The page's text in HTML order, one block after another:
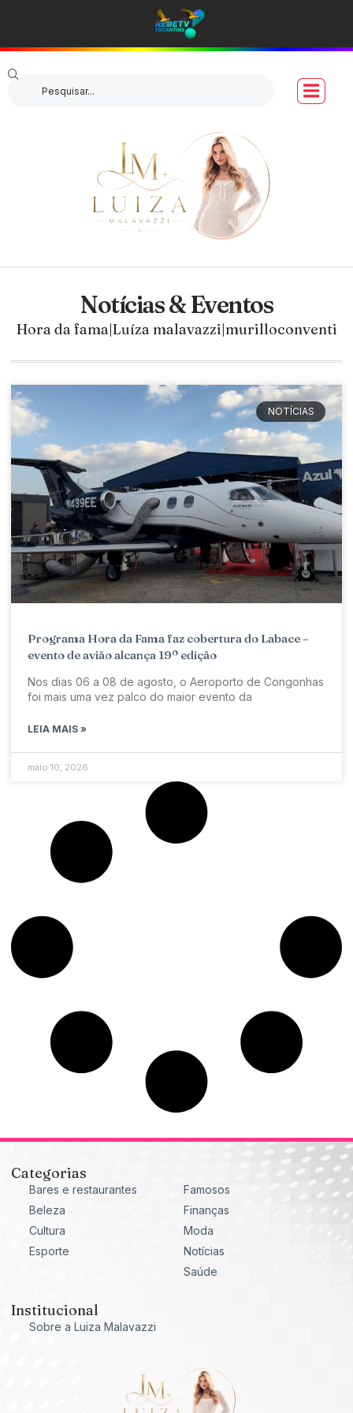
Notícias & Eventos
Hora da fama|Luíza malavazzi|murilloconventi
NOTÍCIAS
Programa Hora da Fama faz cobertura do Labace –
evento de avião alcança 19º edição
Nos dias 06 a 08 de agosto, o Aeroporto de Congonhas
foi mais uma vez palco do maior evento da
LEIA MAIS »
maio 10, 2026
Categorias
Bares e restaurantes
Beleza
Cultura
Esporte
Famosos
Finanças
Moda
Notícias
Saúde
Institucional
Sobre a Luiza Malavazzi